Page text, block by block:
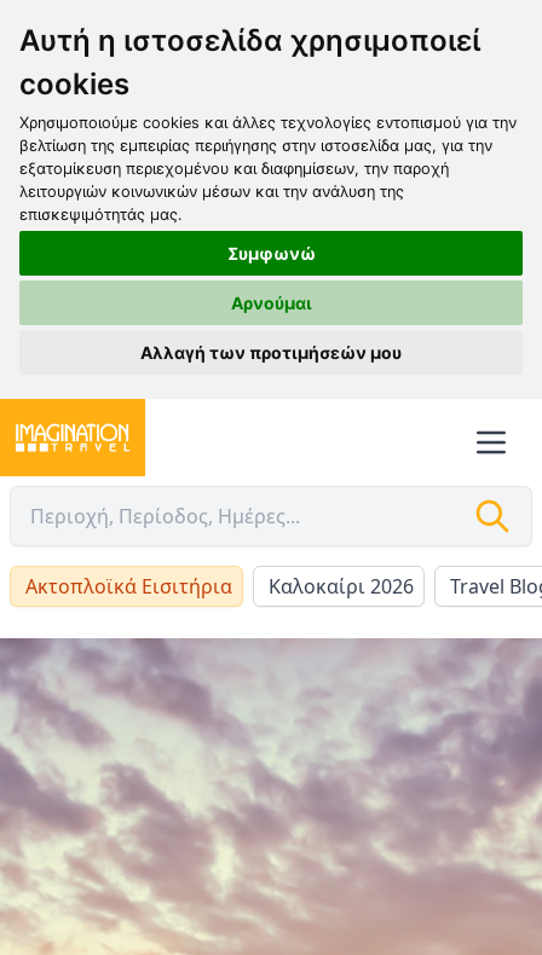
Αυτή η ιστοσελίδα χρησιμοποιεί
cookies
Χρησιμοποιούμε cookies και άλλες τεχνολογίες εντοπισμού για την
βελτίωση της εμπειρίας περιήγησης στην ιστοσελίδα μας, για την
εξατομίκευση περιεχομένου και διαφημίσεων, την παροχή
λειτουργιών κοινωνικών μέσων και την ανάλυση της
επισκεψιμότητάς μας.
Συμφωνώ
Αρνούμαι
Αλλαγή των προτιμήσεών μου
Ακτοπλοϊκά Εισιτήρια Καλοκαίρι 2026 Travel